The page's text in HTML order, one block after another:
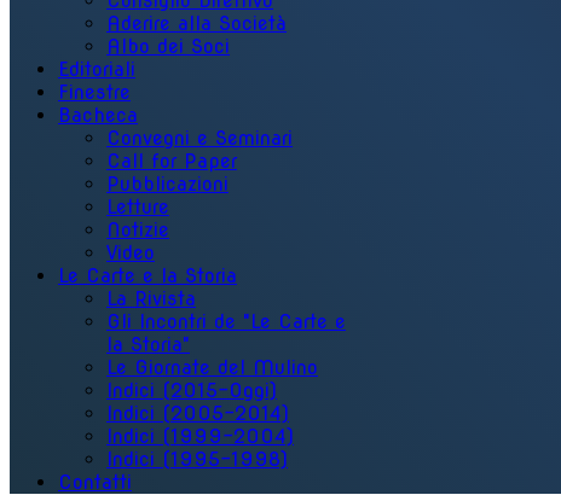
Aderire alla Società
Albo dei Soci
Editoriali
Finestre
Bacheca
Convegni e Seminari
Call for Paper
Pubblicazioni
Letture
Notizie
Video
Le Carte e la Storia
La Rivista
Gli Incontri de "Le Carte e
la Storia"
Le Giornate del Mulino
Indici (2015-Oggi)
Indici (2005-2014)
Indici (1999-2004)
Indici (1995-1998)
Contatti